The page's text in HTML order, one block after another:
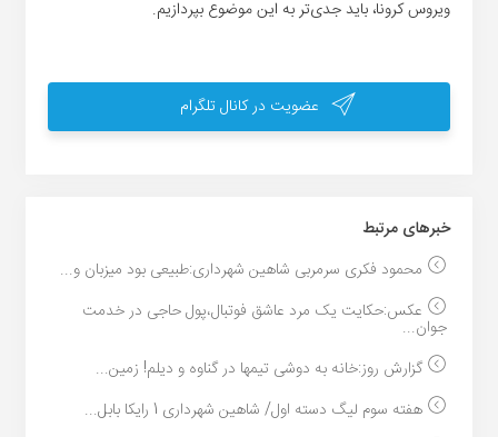
ویروس کرونا، باید جدی‌تر به این موضوع بپردازیم.
عضویت در کانال تلگرام
خبر‌های مرتبط
محمود فکری سرمربی شاهین شهرداری:طبیعی بود میزبان و...
عکس:حکایت یک مرد عاشق فوتبال،پول حاجی در خدمت
جوان...
گزارش روز:خانه به دوشی تیمها در گناوه و دیلم! زمین...
هفته سوم لیگ دسته اول/ شاهین شهرداری 1 رایکا بابل...